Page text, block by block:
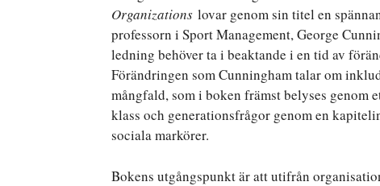
Organizations lovar genom sin titel en
professorn i Sport Management, George
ledning behöver ta i beaktande i en tid av
Förändringen som Cunningham talar om
mångfald, som i boken främst belyses genom
klass och generationsfrågor genom en
sociala markörer.
Bokens utgångspunkt är att utifrån